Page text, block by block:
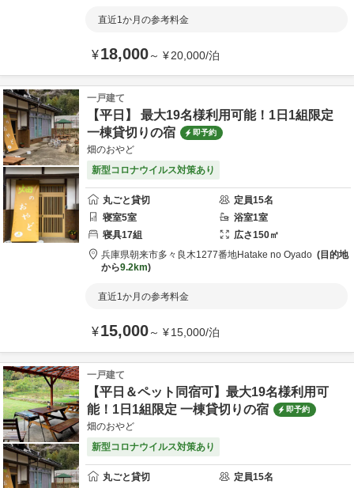
直近1か月の参考料金
¥18,000～ ¥20,000/泊
一戸建て
【平日】 最大19名様利用可能！1日1組限定
一棟貸切りの宿
即予約
畑のおやど
新型コロナウイルス対策あり
丸ごと貸切 定員15名
寝室5室 浴室1室
寝具17組 広さ150㎡
兵庫県朝来市多々良木1277番地Hatake no Oyado
目的地
から9.2km
直近1か月の参考料金
¥15,000～ ¥15,000/泊
一戸建て
【平日＆ペット同宿可】最大19名様利用可
能！1日1組限定 一棟貸切りの宿
即予約
畑のおやど
新型コロナウイルス対策あり
丸ごと貸切 定員15名